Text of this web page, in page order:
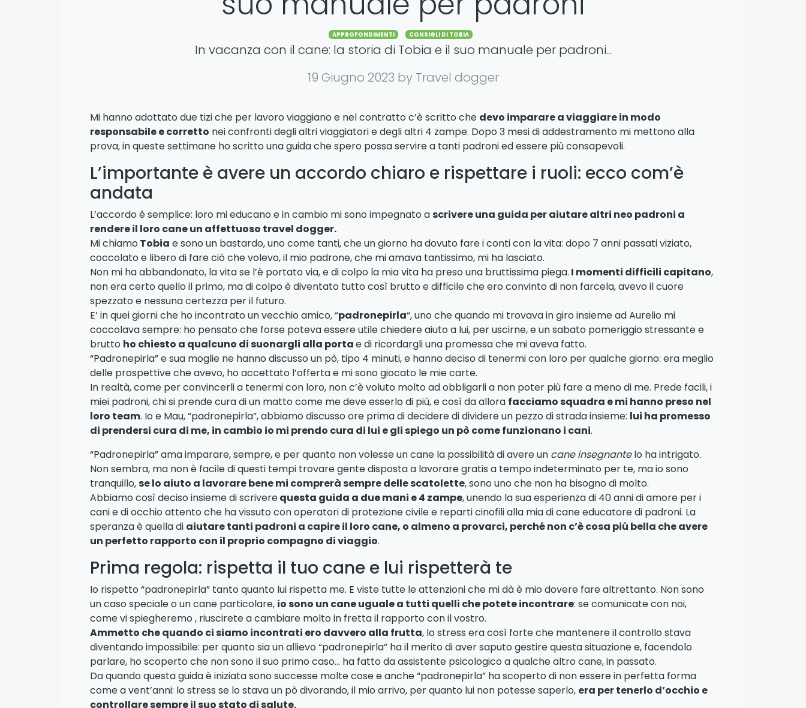
Categories
APPROFONDIMENTI CONSIGLI DI TOBIA
In vacanza con il cane: la storia di Tobia e il suo manuale per padroni...
19 Giugno 2023 by Travel dogger
Mi hanno adottato due tizi che per lavoro viaggiano e nel contratto c’è scritto che devo imparare a viaggiare in modo
responsabile e corretto nei confronti degli altri viaggiatori e degli altri 4 zampe. Dopo 3 mesi di addestramento mi mettono alla
prova, in queste settimane ho scritto una guida che spero possa servire a tanti padroni ed essere più consapevoli.
L’importante è avere un accordo chiaro e rispettare i ruoli: ecco com’è
andata
L’accordo è semplice: loro mi educano e in cambio mi sono impegnato ascrivere una guida per aiutare altri neo padroni a
rendere il loro cane un affettuoso travel dogger.
Mi chiamo Tobia e sono un bastardo, uno come tanti, che un giorno ha dovuto fare i conti con la vita: dopo 7 anni passati viziato,
coccolato e libero di fare ciò che volevo, il mio padrone, che mi amava tantissimo, mi ha lasciato.
Non mi ha abbandonato, la vita se l’è portato via, e di colpo la mia vita ha preso una bruttissima piega. I momenti difficili capitano,
non era certo quello il primo, ma di colpo è diventato tutto così brutto e difficile che ero convinto di non farcela, avevo il cuore
spezzato e nessuna certezza per il futuro.
E’ in quei giorni che ho incontrato un vecchio amico, “padronepirla“, uno che quando mi trovava in giro insieme ad Aurelio mi
coccolava sempre: ho pensato che forse poteva essere utile chiedere aiuto a lui, per uscirne, e un sabato pomeriggio stressante e
brutto ho chiesto a qualcuno di suonargli alla portae di ricordargli una promessa che mi aveva fatto.
“Padronepirla” e sua moglie ne hanno discusso un pò, tipo 4 minuti, e hanno deciso di tenermi con loro per qualche giorno: era meglio
delle prospettive che avevo, ho accettato l’offerta e mi sono giocato le mie carte.
In realtà, come per convincerli a tenermi con loro, non c’è voluto molto ad obbligarli a non poter più fare a meno di me. Prede facili, i
miei padroni, chi si prende cura di un matto come me deve esserlo di più, e così da allora facciamo squadra e mi hanno preso nel
loro team. Io e Mau, “padronepirla”, abbiamo discusso ore prima di decidere di dividere un pezzo di strada insieme: lui ha promesso
di prendersi cura di me, in cambio io mi prendo cura di lui e gli spiego un pò come funzionano i cani.
“Padronepirla” ama imparare, sempre, e per quanto non volesse un cane la possibilità di avere un cane insegnantelo ha intrigato.
Non sembra, ma non è facile di questi tempi trovare gente disposta a lavorare gratis a tempo indeterminato per te, ma io sono
tranquillo,se lo aiuto a lavorare bene mi comprerà sempre delle scatolette, sono uno che non ha bisogno di molto.
Abbiamo così deciso insieme di scriverequesta guida a due mani e 4 zampe, unendo la sua esperienza di 40 anni di amore per i
cani e di occhio attento che ha vissuto con operatori di protezione civile e reparti cinofili alla mia di cane educatore di padroni. La
speranza è quella di aiutare tanti padroni a capire il loro cane, o almeno a provarci, perché non c’è cosa più bella che avere
un perfetto rapporto con il proprio compagno di viaggio.
Prima regola: rispetta il tuo cane e lui rispetterà te
Io rispetto “padronepirla” tanto quanto lui rispetta me. E viste tutte le attenzioni che mi dà è mio dovere fare altrettanto. Non sono
un caso speciale o un cane particolare, io sono un cane uguale a tutti quelli che potete incontrare: se comunicate con noi,
come vi spiegheremo , riuscirete a cambiare molto in fretta il rapporto con il vostro.
Ammetto che quando ci siamo incontrati ero davvero alla frutta, lo stress era così forte che mantenere il controllo stava
diventando impossibile: per quanto sia un allievo “padronepirla” ha il merito di aver saputo gestire questa situazione e, facendolo
parlare, ho scoperto che non sono il suo primo caso… ha fatto da assistente psicologico a qualche altro cane, in passato.
Da quando questa guida è iniziata sono successe molte cose e anche “padronepirla” ha scoperto di non essere in perfetta forma
come a vent’anni: lo stress se lo stava un pò divorando, il mio arrivo, per quanto lui non potesse saperlo, era per tenerlo d’occhio e
controllare sempre il suo stato di salute.